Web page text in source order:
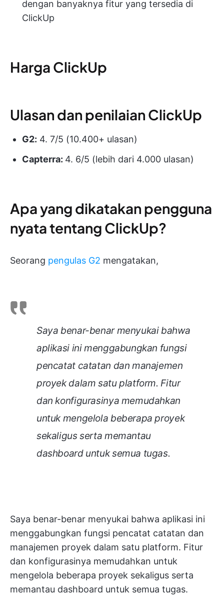
dengan banyaknya fitur yang tersedia di
ClickUp
Harga ClickUp
Ulasan dan penilaian ClickUp
G2: 4. 7/5 (10.400+ ulasan)
Capterra: 4. 6/5 (lebih dari 4.000 ulasan)
Apa yang dikatakan pengguna
nyata tentang ClickUp?
Seorang pengulas G2 mengatakan,
Saya benar-benar menyukai bahwa
aplikasi ini menggabungkan fungsi
pencatat catatan dan manajemen
proyek dalam satu platform. Fitur
dan konfigurasinya memudahkan
untuk mengelola beberapa proyek
sekaligus serta memantau
dashboard untuk semua tugas.
Saya benar-benar menyukai bahwa aplikasi ini
menggabungkan fungsi pencatat catatan dan
manajemen proyek dalam satu platform. Fitur
dan konfigurasinya memudahkan untuk
mengelola beberapa proyek sekaligus serta
memantau dashboard untuk semua tugas.